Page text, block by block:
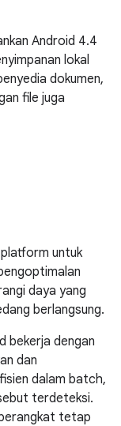
Android 4.4
lokal
dokumen,
file juga
untuk
daya yang
berlangsung.
bekerja dengan
dan
dalam batch,
terdeteksi.
tetap